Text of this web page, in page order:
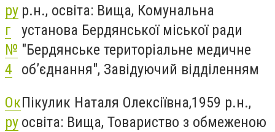
ру
г
№
4
р.н., освіта: Вища, Комунальна
установа Бердянської міської ради
"Бердянське територіальне медичне
об’єднання", Завідуючий відділенням
Ок
ру
Пікулик Наталя Олексіївна,1959 р.н.,
освіта: Вища, Товариство з обмеженою